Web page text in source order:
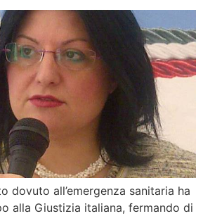
dovuto all’emergenza sanitaria ha
alla Giustizia italiana, fermando di